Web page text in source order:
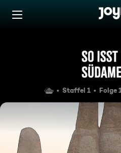
Zum Inhalt springen
Staffel 1 Folge